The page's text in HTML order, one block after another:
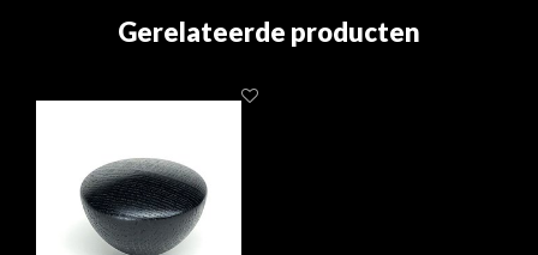
Gerelateerde producten